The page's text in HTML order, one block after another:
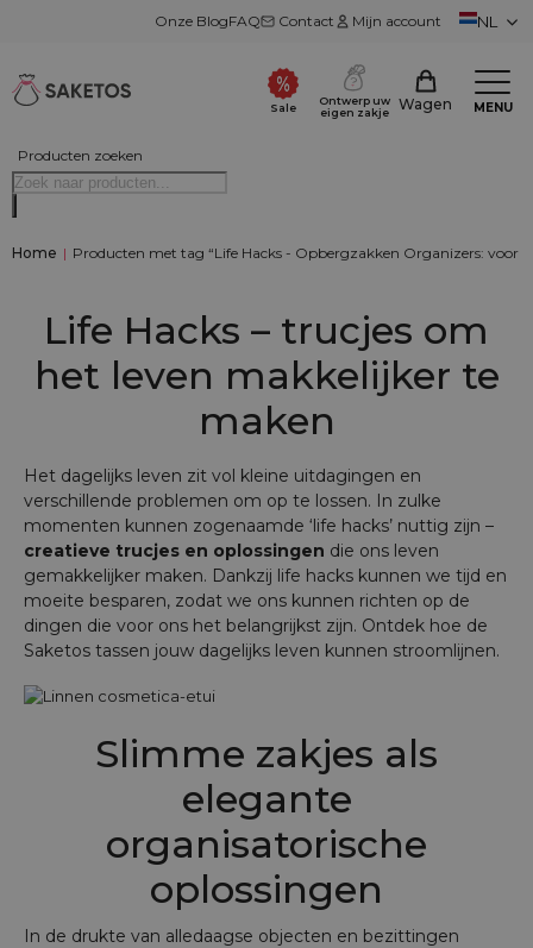
Onze BlogFAQ Contact Mijn account NL
Producten zoeken
Sale
Ontwerp uw
eigen zakje
Wagen MENU
Home | Producten met tag “Life Hacks - Opbergzakken Organizers: voor
Life Hacks – trucjes om
het leven makkelijker te
maken
Het dagelijks leven zit vol kleine uitdagingen en
verschillende problemen om op te lossen. In zulke
momenten kunnen zogenaamde ‘life hacks’ nuttig zijn –
creatieve trucjes en oplossingen die ons leven
gemakkelijker maken. Dankzij life hacks kunnen we tijd en
moeite besparen, zodat we ons kunnen richten op de
dingen die voor ons het belangrijkst zijn. Ontdek hoe de
Saketos tassen jouw dagelijks leven kunnen stroomlijnen.
Slimme zakjes als
elegante
organisatorische
oplossingen
In de drukte van alledaagse objecten en bezittingen